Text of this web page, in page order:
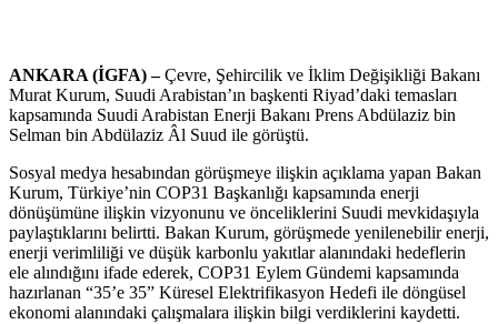
ANKARA (İGFA) –Çevre, Şehircilik ve İklim Değişikliği Bakanı
Murat Kurum, Suudi Arabistan’ın başkenti Riyad’daki temasları
kapsamında Suudi Arabistan Enerji Bakanı Prens Abdülaziz bin
Selman bin Abdülaziz Âl Suud ile görüştü.
Sosyal medya hesabından görüşmeye ilişkin açıklama yapan Bakan
Kurum, Türkiye’nin COP31 Başkanlığı kapsamında enerji
dönüşümüne ilişkin vizyonunu ve önceliklerini Suudi mevkidaşıyla
paylaştıklarını belirtti. Bakan Kurum, görüşmede yenilenebilir enerji,
enerji verimliliği ve düşük karbonlu yakıtlar alanındaki hedeflerin
ele alındığını ifade ederek, COP31 Eylem Gündemi kapsamında
hazırlanan “35’e 35” Küresel Elektrifikasyon Hedefi ile döngüsel
ekonomi alanındaki çalışmalara ilişkin bilgi verdiklerini kaydetti.